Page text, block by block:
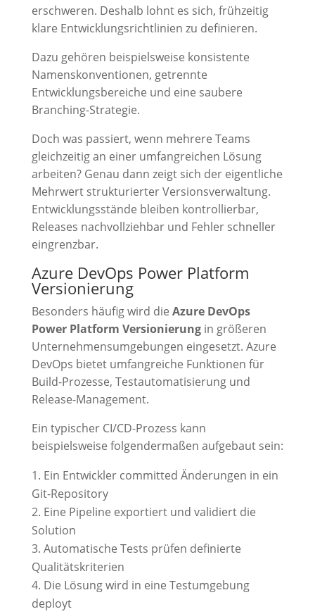
erschweren. Deshalb lohnt es sich, frühzeitig
klare Entwicklungsrichtlinien zu definieren.
Dazu gehören beispielsweise konsistente
Namenskonventionen, getrennte
Entwicklungsbereiche und eine saubere
Branching-Strategie.
Doch was passiert, wenn mehrere Teams
gleichzeitig an einer umfangreichen Lösung
arbeiten? Genau dann zeigt sich der eigentliche
Mehrwert strukturierter Versionsverwaltung.
Entwicklungsstände bleiben kontrollierbar,
Releases nachvollziehbar und Fehler schneller
eingrenzbar.
Azure DevOps Power Platform
Versionierung
Besonders häufig wird die Azure DevOps
Power Platform Versionierungin größeren
Unternehmensumgebungen eingesetzt. Azure
DevOps bietet umfangreiche Funktionen für
Build-Prozesse, Testautomatisierung und
Release-Management.
Ein typischer CI/CD-Prozess kann
beispielsweise folgendermaßen aufgebaut sein:
Ein Entwickler committed Änderungen in ein
Git-Repository
Eine Pipeline exportiert und validiert die
Solution
Automatische Tests prüfen definierte
Qualitätskriterien
Die Lösung wird in eine Testumgebung
deployt